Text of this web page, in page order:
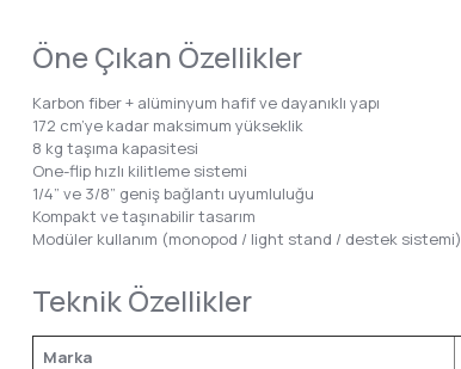
Öne Çıkan Özellikler
Karbon fiber + alüminyum hafif ve dayanıklı yapı
172 cm’ye kadar maksimum yükseklik
8 kg taşıma kapasitesi
One-flip hızlı kilitleme sistemi
1/4” ve 3/8” geniş bağlantı uyumluluğu
Kompakt ve taşınabilir tasarım
Modüler kullanım (monopod / light stand / destek sistemi)
Teknik Özellikler
Marka